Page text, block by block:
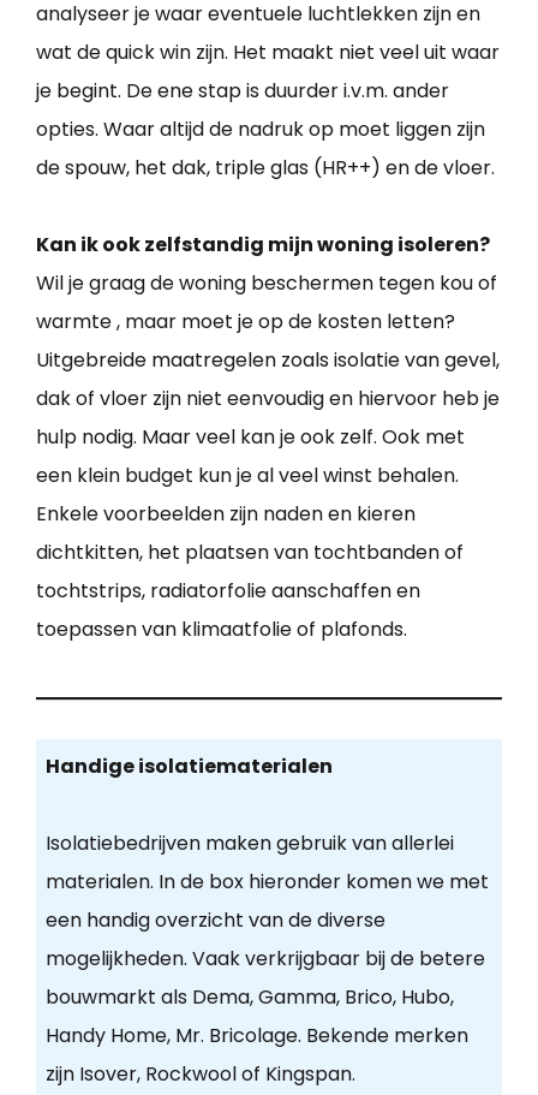
analyseer je waar eventuele luchtlekken zijn en
wat de quick win zijn. Het maakt niet veel uit waar
je begint. De ene stap is duurder i.v.m. ander
opties. Waar altijd de nadruk op moet liggen zijn
de spouw, het dak, triple glas (HR++) en de vloer.
Kan ik ook zelfstandig mijn woning isoleren?
Wil je graag de woning beschermen tegen kou of
warmte , maar moet je op de kosten letten?
Uitgebreide maatregelen zoals isolatie van gevel,
dak of vloer zijn niet eenvoudig en hiervoor heb je
hulp nodig. Maar veel kan je ook zelf. Ook met
een klein budget kun je al veel winst behalen.
Enkele voorbeelden zijn naden en kieren
dichtkitten, het plaatsen van tochtbanden of
tochtstrips, radiatorfolie aanschaffen en
toepassen van klimaatfolie of plafonds.
Handige isolatiematerialen
Isolatiebedrijven maken gebruik van allerlei
materialen. In de box hieronder komen we met
een handig overzicht van de diverse
mogelijkheden. Vaak verkrijgbaar bij de betere
bouwmarkt als Dema, Gamma, Brico, Hubo,
Handy Home, Mr. Bricolage. Bekende merken
zijn Isover, Rockwool of Kingspan.